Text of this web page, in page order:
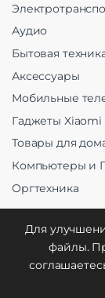
Аудио
Бытовая
Аксессуары
Мобильные
Гаджеты Xiaomi
Товары для
Компьютеры и
Оргтехника
Создание и
Для
файлы.